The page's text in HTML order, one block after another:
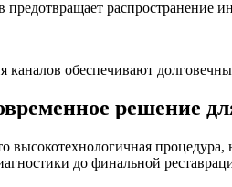
распространение
обеспечивают
решение
до финальной